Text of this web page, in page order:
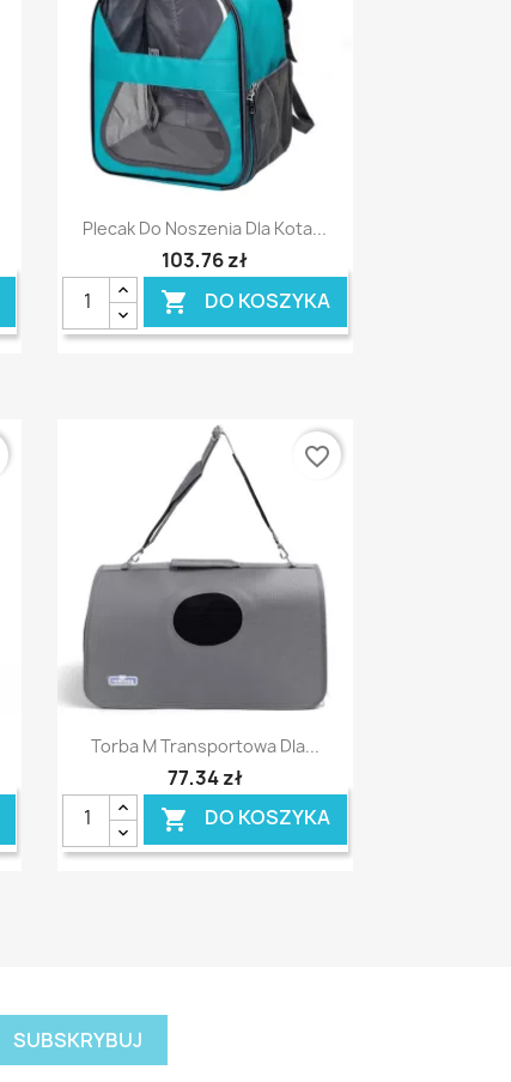
Szybki podgląd
Plecak Do Noszenia Dla Kota...
103,76 zł
 DO KOSZYKA
Szybki podgląd
Torba M Transportowa Dla...
77,34 zł
 DO KOSZYKA
favorite_border